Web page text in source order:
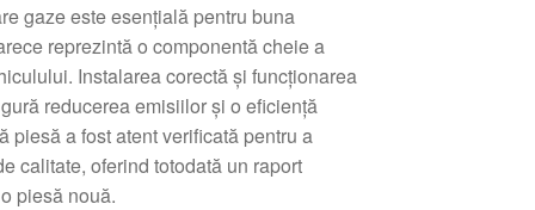
gaze este esenţială pentru buna
reprezintă o componentă cheie a
Instalarea corectă și funcţionarea
reducerea emisiilor și o eficienţă
piesă a fost atent verificată pentru a
calitate, oferind totodată un raport
piesă nouă.